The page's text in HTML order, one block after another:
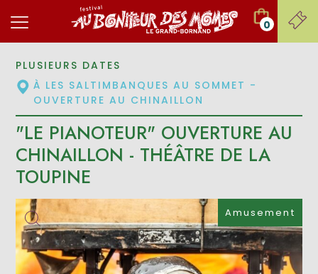
0
Amusement
PLUSIEURS DATES
À LES SALTIMBANQUES AU SOMMET -
OUVERTURE AU CHINAILLON
"LE PIANOTEUR" OUVERTURE AU
CHINAILLON - THÉÂTRE DE LA
TOUPINE